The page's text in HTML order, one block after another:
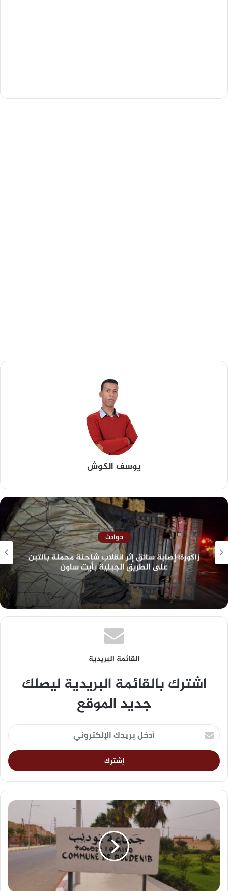
يوسف الكوش
حوادث
زاكورة: إصابة سائق إثر انقلاب شاحنة محملة بالتبن
على الطريق الجبلية بأيت ساون
القائمة البريدية
اشترك بالقائمة البريدية ليصلك
جديد الموقع